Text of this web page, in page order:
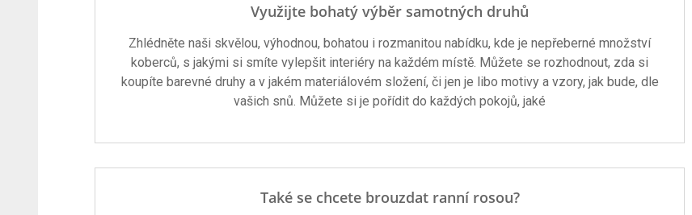
Využijte bohatý výběr samotných druhů
Zhlédněte naši skvělou, výhodnou, bohatou i rozmanitou nabídku, kde je nepřeberné množství
koberců, s jakými si smíte vylepšit interiéry na každém místě. Můžete se rozhodnout, zda si
koupíte barevné druhy a v jakém materiálovém složení, či jen je libo motivy a vzory, jak bude, dle
vašich snů. Můžete si je pořídit do každých pokojů, jaké
Také se chcete brouzdat ranní rosou?